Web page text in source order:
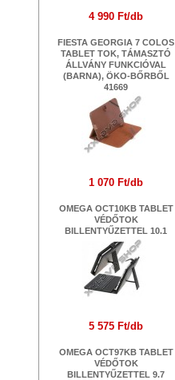
4 990 Ft/db
FIESTA GEORGIA 7 COLOS
TABLET TOK, TÁMASZTÓ
ÁLLVÁNY FUNKCIÓVAL
(BARNA), ÖKO-BŐRBŐL
41669
1 070 Ft/db
OMEGA OCT10KB TABLET
VÉDŐTOK
BILLENTYŰZETTEL 10.1
5 575 Ft/db
OMEGA OCT97KB TABLET
VÉDŐTOK
BILLENTYŰZETTEL 9.7